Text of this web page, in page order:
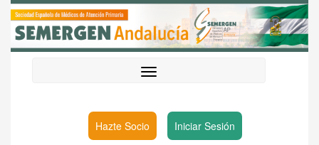
Hazte Socio Iniciar Sesión